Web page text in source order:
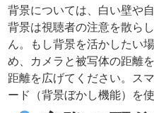
背景については、白い壁や
背景は視聴者の注意を散ら
ん。もし背景を活かしたい
め、カメラと被写体の距離
距離を広げてください。ス
ード（背景ぼかし機能）を